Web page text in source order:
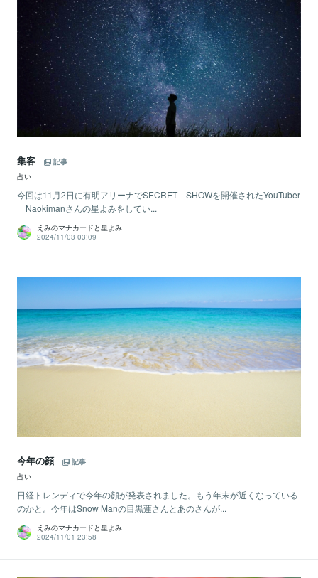
集客
記事
占い
今回は11月2日に有明アリーナでSECRET SHOWを開催されたYouTuber
Naokimanさんの星よみをしてい...
えみのマナカードと星よみ
2024/11/03 03:09
今年の顔
記事
占い
日経トレンディで今年の顔が発表されました。もう年末が近くなっている
のかと。今年はSnow Manの目黒蓮さんとあのさんが...
えみのマナカードと星よみ
2024/11/01 23:58